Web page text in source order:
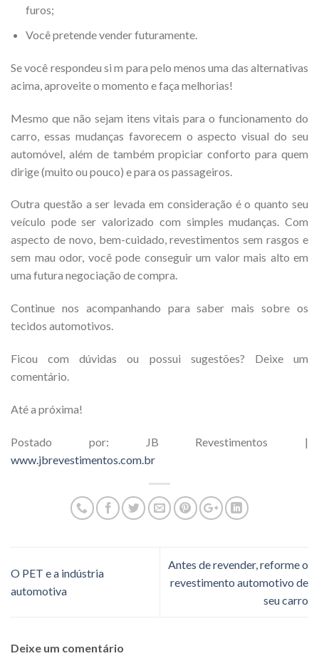
furos;
Você pretende vender futuramente.
Se você respondeu si m para pelo menos uma das alternativas
acima, aproveite o momento e faça melhorias!
Mesmo que não sejam itens vitais para o funcionamento do
carro, essas mudanças favorecem o aspecto visual do seu
automóvel, além de também propiciar conforto para quem
dirige (muito ou pouco) e para os passageiros.
Outra questão a ser levada em consideração é o quanto seu
veículo pode ser valorizado com simples mudanças. Com
aspecto de novo, bem-cuidado, revestimentos sem rasgos e
sem mau odor, você pode conseguir um valor mais alto em
uma futura negociação de compra.
Continue nos acompanhando para saber mais sobre os
tecidos automotivos.
Ficou com dúvidas ou possui sugestões? Deixe um
comentário.
Até a próxima!
Postado por: JB Revestimentos |
www.jbrevestimentos.com.br
O PET e a indústria
automotiva
Antes de revender, reforme o
revestimento automotivo de
seu carro
Deixe um comentário